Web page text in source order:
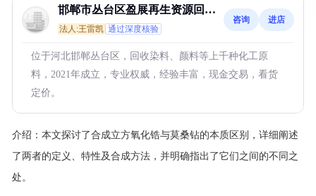
邯郸市丛台区盈展再生资源回收
有限公司
法人:王雷凯 通过深度核验
咨询 进店
位于河北邯郸丛台区，回收染料、颜料等上千种化工原
料，2021年成立，专业权威，经验丰富，现金交易，看货
定价。
介绍： 本文探讨了合成立方氧化锆与莫桑钻的本质区别，详细阐述
了两者的定义、特性及合成方法，并明确指出了它们之间的不同之
处。